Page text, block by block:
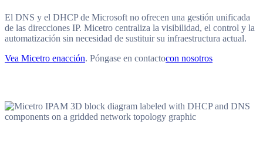
El DNS y el DHCP de Microsoft no ofrecen una gestión unificada
de las direcciones IP. Micetro centraliza la visibilidad, el control y la
automatización sin necesidad de sustituir su infraestructura actual.
Vea Micetro enacción. Póngase en contactocon nosotros